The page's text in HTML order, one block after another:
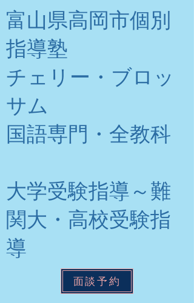
富山県高岡市個別
指導塾
チェリー・ブロッ
サム
​国語専門・全教科
大学受験指導～難
関大・高校受験指
導
面談予約